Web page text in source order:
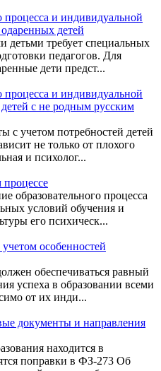
процесса и индивидуальной
детей
детьми требует специальных
педагогов. Для
дети предст...
процесса и индивидуальной
с не родным русским
с учетом потребностей детей
не только от плохого
и психолог...
процессе
образовательного процесса
условий обучения и
его психическ...
особенностей
обеспечиваться равный
успеха в образовании всеми
от их инди...
документы и направления
находится в
поправки в ФЗ-273 Об